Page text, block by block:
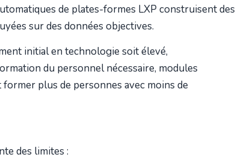
de plates-formes LXP construisent des
sur des données objectives.
initial en technologie soit élevé,
du personnel nécessaire, modules
plus de personnes avec moins de
des limites :